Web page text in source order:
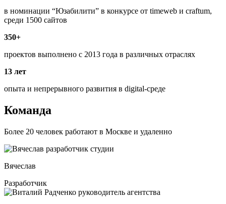
в номинации “Юзабилити” в конкурсе от timeweb и craftum,
среди 1500 сайтов
350+
проектов выполнено с 2013 года в различных отраслях
13 лет
опыта и непрерывного развития в digital-среде
Команда
Более 20 человек работают в Москве и удаленно
Вячеслав
Разработчик